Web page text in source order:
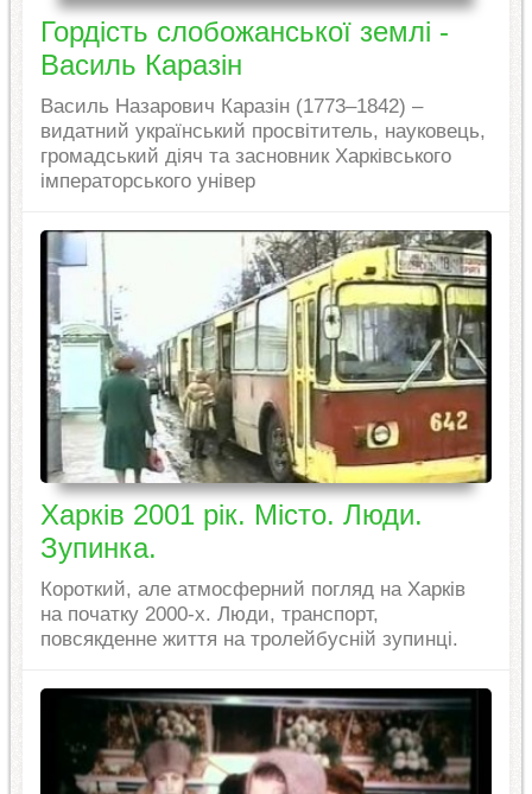
Гордість слобожанської землі -
Василь Каразін
Василь Назарович Каразін (1773–1842) –
видатний український просвітитель, науковець,
громадський діяч та засновник Харківського
імператорського універ
Харків 2001 рік. Місто. Люди.
Зупинка.
Короткий, але атмосферний погляд на Харків
на початку 2000-х. Люди, транспорт,
повсякденне життя на тролейбусній зупинці.